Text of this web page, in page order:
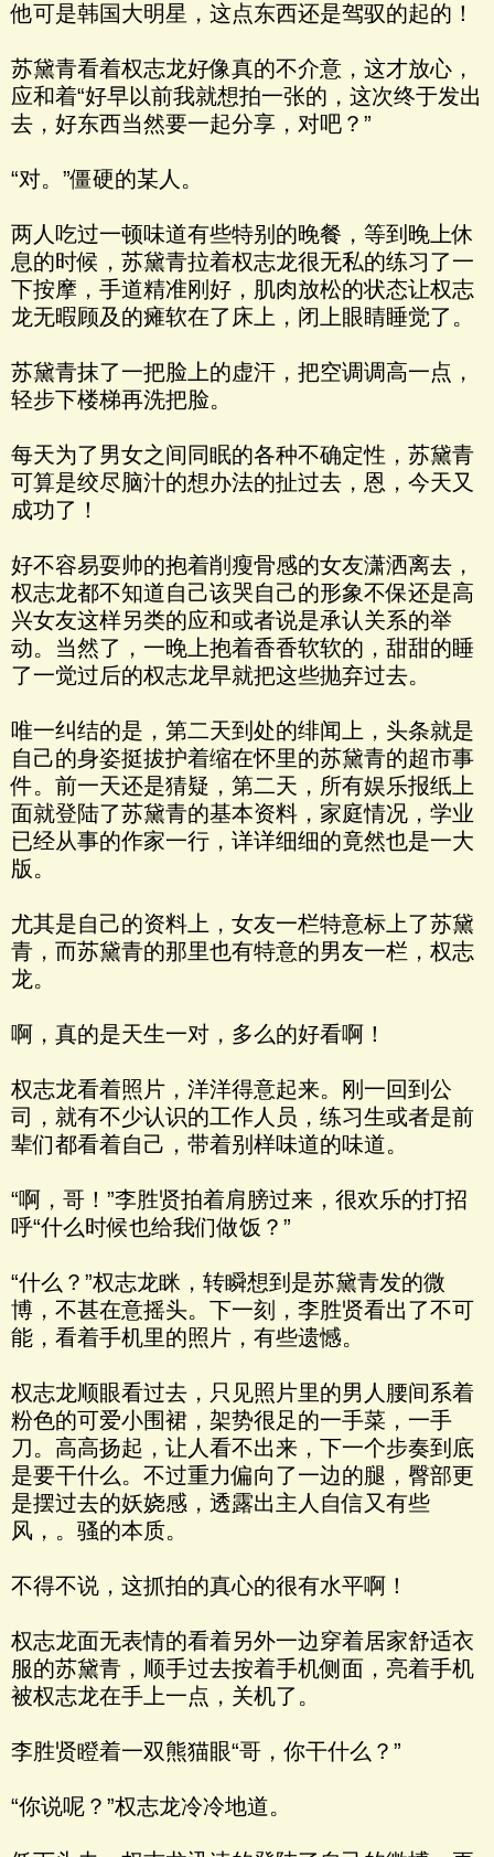
他可是韩国大明星，这点东西还是驾驭的起的！
苏黛青看着权志龙好像真的不介意，这才放心，
应和着“好早以前我就想拍一张的，这次终于发出
去，好东西当然要一起分享，对吧？”
“对。”僵硬的某人。
两人吃过一顿味道有些特别的晚餐，等到晚上休
息的时候，苏黛青拉着权志龙很无私的练习了一
下按摩，手道精准刚好，肌肉放松的状态让权志
龙无暇顾及的瘫软在了床上，闭上眼睛睡觉了。
苏黛青抹了一把脸上的虚汗，把空调调高一点，
轻步下楼梯再洗把脸。
每天为了男女之间同眠的各种不确定性，苏黛青
可算是绞尽脑汁的想办法的扯过去，恩，今天又
成功了！
好不容易耍帅的抱着削瘦骨感的女友潇洒离去，
权志龙都不知道自己该哭自己的形象不保还是高
兴女友这样另类的应和或者说是承认关系的举
动。当然了，一晚上抱着香香软软的，甜甜的睡
了一觉过后的权志龙早就把这些抛弃过去。
唯一纠结的是，第二天到处的绯闻上，头条就是
自己的身姿挺拔护着缩在怀里的苏黛青的超市事
件。前一天还是猜疑，第二天，所有娱乐报纸上
面就登陆了苏黛青的基本资料，家庭情况，学业
已经从事的作家一行，详详细细的竟然也是一大
版。
尤其是自己的资料上，女友一栏特意标上了苏黛
青，而苏黛青的那里也有特意的男友一栏，权志
龙。
啊，真的是天生一对，多么的好看啊！
权志龙看着照片，洋洋得意起来。刚一回到公
司，就有不少认识的工作人员，练习生或者是前
辈们都看着自己，带着别样味道的味道。
“啊，哥！”李胜贤拍着肩膀过来，很欢乐的打招
呼“什么时候也给我们做饭？”
“什么？”权志龙眯，转瞬想到是苏黛青发的微
博，不甚在意摇头。下一刻，李胜贤看出了不可
能，看着手机里的照片，有些遗憾。
权志龙顺眼看过去，只见照片里的男人腰间系着
粉色的可爱小围裙，架势很足的一手菜，一手
刀。高高扬起，让人看不出来，下一个步奏到底
是要干什么。不过重力偏向了一边的腿，臀部更
是摆过去的妖娆感，透露出主人自信又有些
风，。骚的本质。
不得不说，这抓拍的真心的很有水平啊！
权志龙面无表情的看着另外一边穿着居家舒适衣
服的苏黛青，顺手过去按着手机侧面，亮着手机
被权志龙在手上一点，关机了。
李胜贤瞪着一双熊猫眼“哥，你干什么？”
“你说呢？”权志龙冷冷地道。